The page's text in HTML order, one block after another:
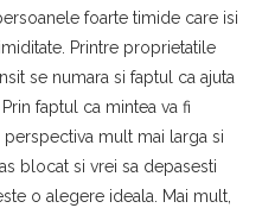
foarte timide care isi
Printre proprietatile
se numara si faptul ca ajuta
. Prin faptul ca mintea va fi
mult mai larga si
blocat si vrei sa depasesti
o alegere ideala. Mai mult,